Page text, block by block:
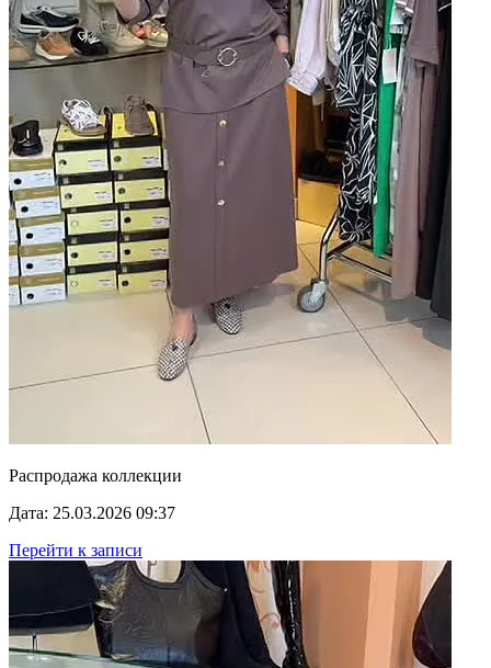
Распродажа коллекции
Дата: 25.03.2026 09:37
Перейти к записи